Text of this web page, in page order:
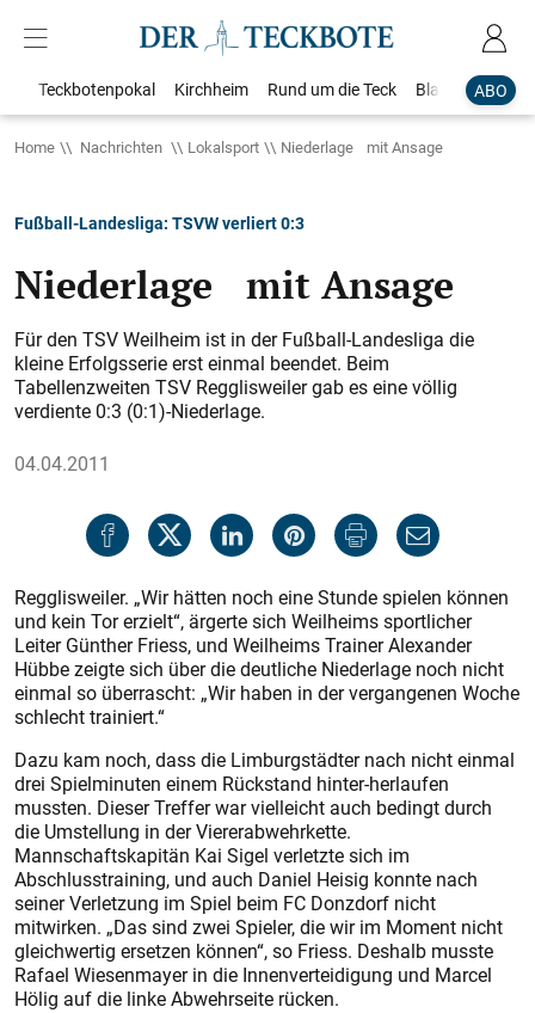
ABO
Teckbotenpokal Kirchheim Rund um die Teck Blaulicht
Home Nachrichten Lokalsport Niederlage mit Ansage
Fußball-Landesliga: TSVW verliert 0:3
Niederlage mit Ansage
Für den TSV Weilheim ist in der Fußball-Landesliga die
kleine Erfolgsserie erst einmal beendet. Beim
Tabellenzweiten TSV Regglisweiler gab es eine völlig
verdiente 0:3 (0:1)-Niederlage.
04.04.2011
Regglisweiler. „Wir hätten noch eine Stunde spielen können
und kein Tor erzielt“, ärgerte sich Weilheims sportlicher
Leiter Günther Friess, und Weilheims Trainer Alexander
Hübbe zeigte sich über die deutliche Niederlage noch nicht
einmal so überrascht: „Wir haben in der vergangenen Woche
schlecht trainiert.“
Dazu kam noch, dass die Limburgstädter nach nicht einmal
drei Spielminuten einem Rückstand hinter-herlaufen
mussten. Dieser Treffer war vielleicht auch bedingt durch
die Umstellung in der Viererabwehrkette.
Mannschaftskapitän Kai Sigel verletzte sich im
Abschlusstraining, und auch Daniel Heisig konnte nach
seiner Verletzung im Spiel beim FC Donz­dorf nicht
mitwirken. „Das sind zwei Spieler, die wir im Moment nicht
gleichwertig ersetzen können“, so Friess. Deshalb musste
Rafael Wiesenmayer in die Innenverteidigung und Marcel
Hölig auf die linke Abwehrseite rücken.